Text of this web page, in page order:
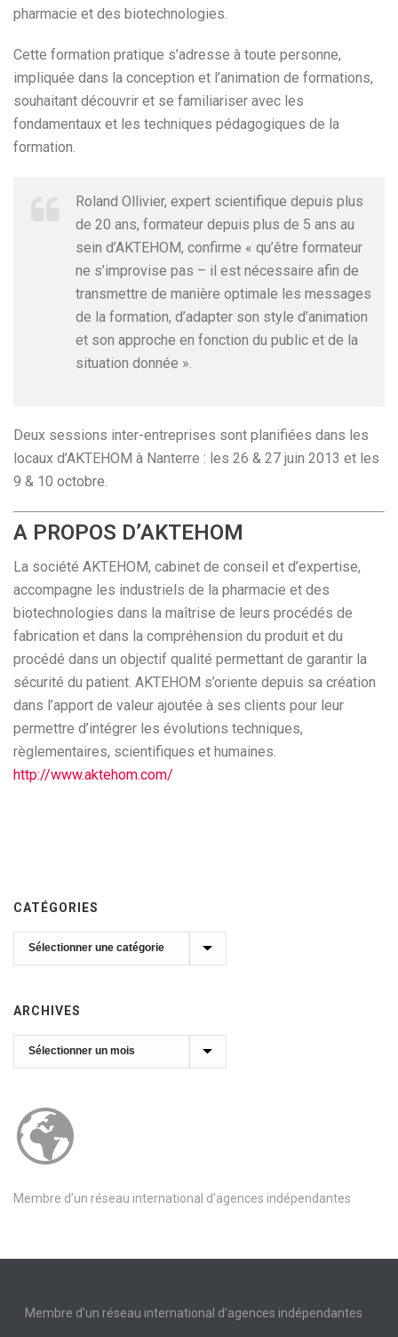
pharmacie et des biotechnologies.
Cette formation pratique s’adresse à toute personne,
impliquée dans la conception et l’animation de formations,
souhaitant découvrir et se familiariser avec les
fondamentaux et les techniques pédagogiques de la
formation.
Roland Ollivier, expert scientifique depuis plus
de 20 ans, formateur depuis plus de 5 ans au
sein d’AKTEHOM, confirme « qu’être formateur
ne s’improvise pas – il est nécessaire afin de
transmettre de manière optimale les messages
de la formation, d’adapter son style d’animation
et son approche en fonction du public et de la
situation donnée ».
Deux sessions inter-entreprises sont planifiées dans les
locaux d’AKTEHOM à Nanterre : les 26 & 27 juin 2013 et les
9 & 10 octobre.
A PROPOS D’AKTEHOM
La société AKTEHOM, cabinet de conseil et d’expertise,
accompagne les industriels de la pharmacie et des
biotechnologies dans la maîtrise de leurs procédés de
fabrication et dans la compréhension du produit et du
procédé dans un objectif qualité permettant de garantir la
sécurité du patient. AKTEHOM s’oriente depuis sa création
dans l’apport de valeur ajoutée à ses clients pour leur
permettre d’intégrer les évolutions techniques,
règlementaires, scientifiques et humaines.
http://www.aktehom.com/
CATÉGORIES
Catégories
ARCHIVES
Archives
Membre d’un réseau international d’agences indépendantes
Membre d’un réseau international d’agences indépendantes